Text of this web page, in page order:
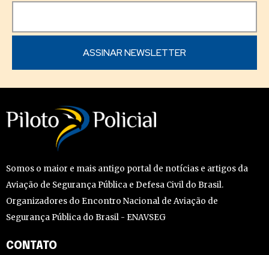
Somos o maior e mais antigo portal de notícias e artigos da
Aviação de Segurança Pública e Defesa Civil do Brasil.
Organizadores do Encontro Nacional de Aviação de
Segurança Pública do Brasil - ENAVSEG
CONTATO